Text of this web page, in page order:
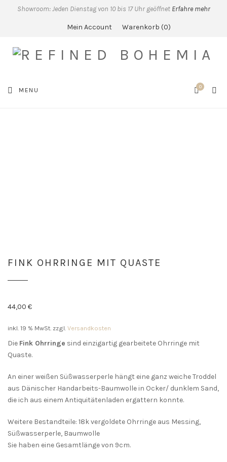
Showroom: Jeden Dienstag von 10 bis 17 Uhr geöffnet Erfahre mehr
Mein Account Warenkorb 0
MENU 0
FINK OHRRINGE MIT QUASTE
44,00 €
inkl. 19 % MwSt. zzgl. Versandkosten
Die Fink Ohrringe sind einzigartig gearbeitete Ohrringe mit
Quaste.
An einer weißen Süßwasserperle hängt eine ganz weiche Troddel
aus Dänischer Handarbeits-Baumwolle in Ocker/ dunklem Sand,
die ich aus einem Antiquitätenladen ergattern konnte.
Weitere Bestandteile: 18k vergoldete Ohrringe aus Messing,
Süßwasserperle, Baumwolle
Sie haben eine Gesamtlänge von 9cm.